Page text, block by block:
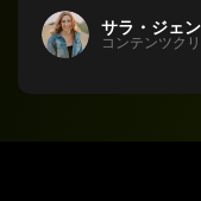
サラ・ジェ
コンテンツク